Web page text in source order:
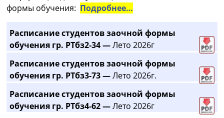
формы обучения: Подробнее…
Расписание студентов заочной формы
обучения гр. РТбз2-34 —Лето 2026г
Расписание студентов заочной формы
обучения гр. РТбз3-73 —Лето 2026г.
Расписание студентов заочной формы
обучения гр. РТбз4-62 —Лето 2026г